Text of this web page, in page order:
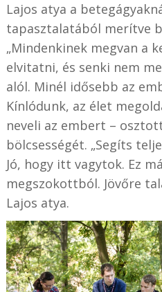
Lajos atya a
tapasztalatából merítve
„Mindenkinek megvan a
elvitatni, és senki nem
alól. Minél idősebb az
Kínlódunk, az élet
neveli az embert –
bölcsességét. „Segíts
Jó, hogy itt vagytok. Ez
megszokottból. Jövőre
Lajos atya.